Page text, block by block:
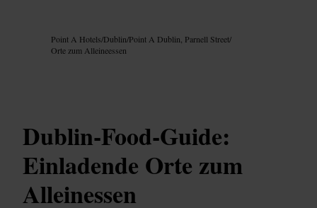
Point A Hotels/Dublin/Point A Dublin, Parnell Street/
Orte zum Alleineessen
Dublin-Food-Guide:
Einladende Orte zum
Alleinessen